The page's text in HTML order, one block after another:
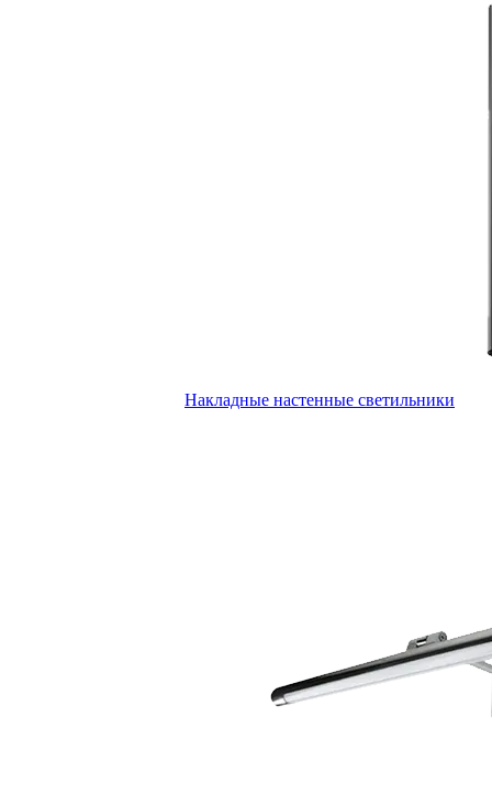
Накладные настенные светильники